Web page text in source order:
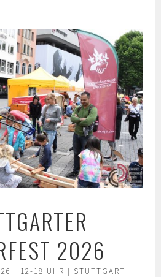
2026
| 12-18 UHR | STUTTGART